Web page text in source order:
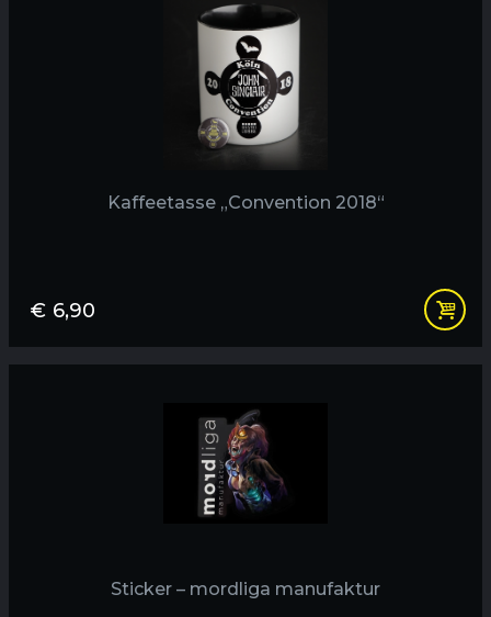
Kaffeetasse „Convention 2018“
€ 6,90
Sticker – mordliga manufaktur